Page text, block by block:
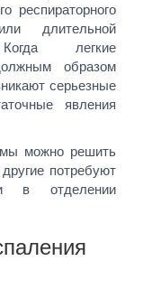
респираторного
длительной
легкие
образом
серьезные
явления
можно решить
потребуют
в отделении